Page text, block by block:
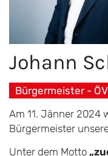
Johann
Bürgermeister -
Am 11. Jänner 2024
Bürgermeister
Unter dem Motto